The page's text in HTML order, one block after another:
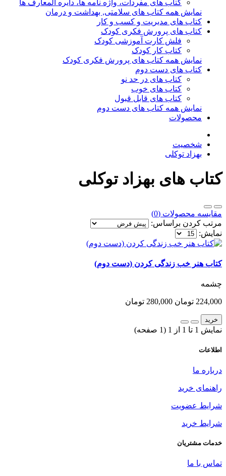
کتاب های مفردات، واژه نامه ها، دایره المعارف ها
نمایش همه کتاب های سلامتی, بهداشت و درمان
کتاب های مدیریت و کسب و کار
کتاب های پرورش فکری کودک
فلش کارت آموزشی کودک
کتاب کار کودک
نمایش همه کتاب های پرورش فکری کودک
کتاب های دست دوم
کتاب های در حد نو
کتاب های خوب
کتاب های قابل قبول
نمایش همه کتاب های دست دوم
محصولات
شخصیت
بهزاد توکلی
کتاب های بهزاد توکلی
مقایسه محصولات (0)
مرتب کردن براساس:
نمایش:
کتاب هنر خب زندگی کردن (دست دوم)
چشمه
224,000 تومان 280,000 تومان
خرید
نمایش 1 تا 1 از 1 (1 صفحه)
اطلاعات
درباره ما
راهنمای خرید
شرایط عضویت
شرایط خرید
خدمات مشتریان
تماس با ما